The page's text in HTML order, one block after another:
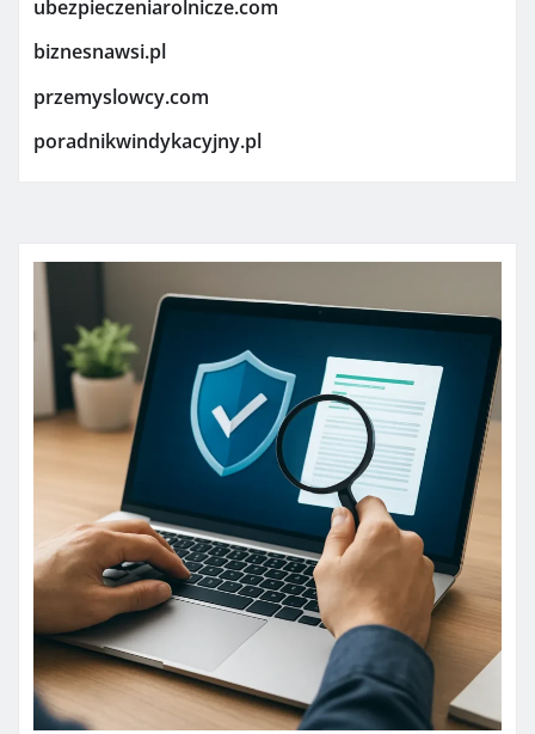
ubezpieczeniarolnicze.com
biznesnawsi.pl
przemyslowcy.com
poradnikwindykacyjny.pl